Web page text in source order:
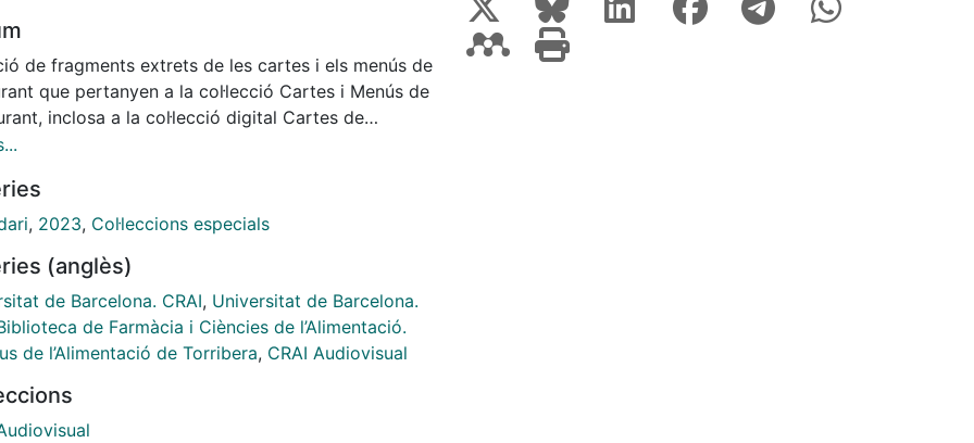
de fragments extrets de les cartes i els menús de
que pertanyen a la col·lecció Cartes i Menús de
inclosa a la col·lecció digital Cartes de
(1980-2012) de la Memòria Digital de
al CRAI Biblioteca de Farmàcia i Ciències de
del Campus Torribera, de la Universitat de
major part.
, 2023, Col·leccions especials
(anglès)
de Barcelona. CRAI, Universitat de Barcelona.
de Farmàcia i Ciències de l’Alimentació.
de l’Alimentació de Torribera, CRAI Audiovisual